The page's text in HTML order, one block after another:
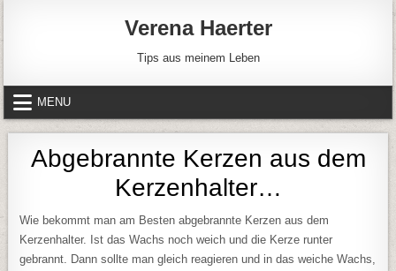
Verena Haerter
Tips aus meinem Leben
MENU
Abgebrannte Kerzen aus dem
Kerzenhalter…
Wie bekommt man am Besten abgebrannte Kerzen aus dem
Kerzenhalter. Ist das Wachs noch weich und die Kerze runter
gebrannt. Dann sollte man gleich reagieren und in das weiche Wachs,